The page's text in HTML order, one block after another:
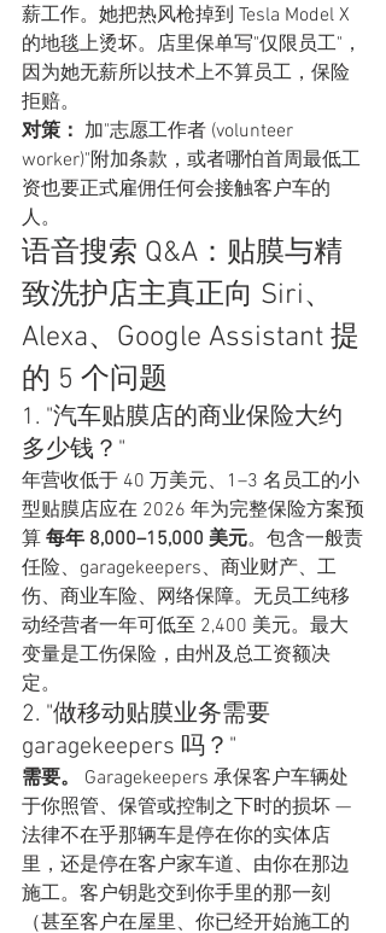
薪工作。她把热风枪掉到 Tesla Model X
的地毯上烫坏。店里保单写"仅限员工"，
因为她无薪所以技术上不算员工，保险
拒赔。
对策： 加"志愿工作者 (volunteer
worker)"附加条款，或者哪怕首周最低工
资也要正式雇佣任何会接触客户车的
人。
语音搜索 Q&A：贴膜与精
致洗护店主真正向 Siri、
Alexa、Google Assistant 提
的 5 个问题
1. "汽车贴膜店的商业保险大约
多少钱？"
年营收低于 40 万美元、1–3 名员工的小
型贴膜店应在 2026 年为完整保险方案预
算 每年 8,000–15,000 美元。包含一般责
任险、garagekeepers、商业财产、工
伤、商业车险、网络保障。无员工纯移
动经营者一年可低至 2,400 美元。最大
变量是工伤保险，由州及总工资额决
定。
2. "做移动贴膜业务需要
garagekeepers 吗？"
需要。
Garagekeepers 承保客户车辆处
于你照管、保管或控制之下时的损坏 —
法律不在乎那辆车是停在你的实体店
里，还是停在客户家车道、由你在那边
施工。客户钥匙交到你手里的那一刻
（甚至客户在屋里、你已经开始施工的